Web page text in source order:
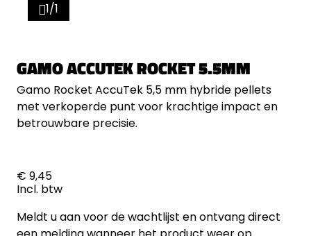
1/1
GAMO ACCUTEK ROCKET 5.5MM
Gamo Rocket AccuTek 5,5 mm hybride pellets
met verkoperde punt voor krachtige impact en
betrouwbare precisie.
€ 9,45
Incl. btw
Meldt u aan voor de wachtlijst en ontvang direct